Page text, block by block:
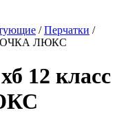
/ Перчатки /
ТОЧКА ЛЮКС
12 класс